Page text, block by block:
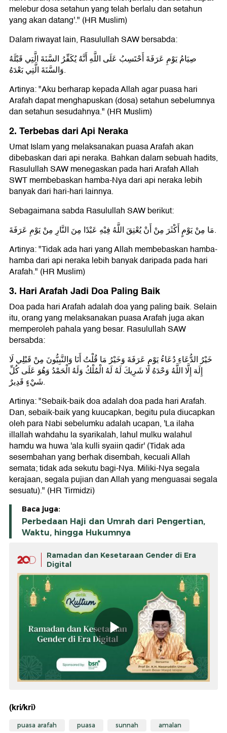
melebur dosa setahun yang telah berlalu dan setahun
yang akan datang'." (HR Muslim)
Dalam riwayat lain, Rasulullah SAW bersabda:
صِيَامُ يَوْمِ عَرَفَةَ أَحْتَسِبُ عَلَى اللَّهِ أَنَّهُ يُكَفِّرُ السَّنَةَ الَّتِي قَبْلَهُ
وَالسَّنَةَ الَّتِي بَعْدَهُ.
Artinya: "Aku berharap kepada Allah agar puasa hari
Arafah dapat menghapuskan (dosa) setahun sebelumnya
dan setahun sesudahnya." (HR Muslim)
2. Terbebas dari Api Neraka
Umat Islam yang melaksanakan puasa Arafah akan
dibebaskan dari api neraka. Bahkan dalam sebuah hadits,
Rasulullah SAW menegaskan pada hari Arafah Allah
SWT membebaskan hamba-Nya dari api neraka lebih
banyak dari hari-hari lainnya.
Sebagaimana sabda Rasulullah SAW berikut:
مَا مِنْ يَوْمٍ أَكْثَرَ مِنْ أَنْ يُعْتِقَ اللَّهُ فِيْهِ عَبْدًا مِنَ النَّارِ مِنْ يَوْمِ عَرَفَةَ.
Artinya: "Tidak ada hari yang Allah membebaskan hamba-
hamba dari api neraka lebih banyak daripada pada hari
Arafah." (HR Muslim)
3. Hari Arafah Jadi Doa Paling Baik
Doa pada hari Arafah adalah doa yang paling baik. Selain
itu, orang yang melaksanakan puasa Arafah juga akan
memperoleh pahala yang besar. Rasulullah SAW
bersabda:
خَيْرُ الدُّعَاءِ دُعَاءُ يَوْمِ عَرَفَةَ وَخَيْرُ مَا قُلْتُ أَنَا وَالنَّبِيُّونَ مِنْ قَبْلِي لَا
إِلَهَ إِلَّا اللَّهُ وَحْدَهُ لَا شَرِيكَ لَهُ لَهُ الْمُلْكُ وَلَهُ الْحَمْدُ وَهُوَ عَلَى كُلِّ
شَيْءٍ قَدِيرٌ.
Artinya: "Sebaik-baik doa adalah doa pada hari Arafah.
Dan, sebaik-baik yang kuucapkan, begitu pula diucapkan
oleh para Nabi sebelumku adalah ucapan, 'La ilaha
illallah wahdahu la syarikalah, lahul mulku walahul
hamdu wa huwa 'ala kulli syaiin qadir' (Tidak ada
sesembahan yang berhak disembah, kecuali Allah
semata; tidak ada sekutu bagi-Nya. Miliki-Nya segala
kerajaan, segala pujian dan Allah yang menguasai segala
sesuatu)." (HR Tirmidzi)
Baca juga:
Perbedaan Haji dan Umrah dari Pengertian,
Waktu, hingga Hukumnya
Ramadan dan Kesetaraan Gender di Era
Digital
(kri/kri)
puasa arafah puasa sunnah amalan